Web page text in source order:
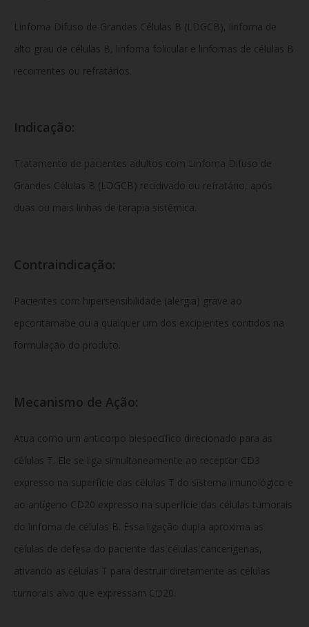
Linfoma Difuso de Grandes Células B (LDGCB), linfoma de
alto grau de células B, linfoma folicular e linfomas de células B
recorrentes ou refratários.
Indicação:
Tratamento de pacientes adultos com Linfoma Difuso de
Grandes Células B (LDGCB) recidivado ou refratário, após
duas ou mais linhas de terapia sistêmica.
Contraindicação:
Pacientes com hipersensibilidade (alergia) grave ao
epcoritamabe ou a qualquer um dos excipientes contidos na
formulação do produto.
Mecanismo de Ação:
Atua como um anticorpo biespecífico direcionado para as
células T. Ele se liga simultaneamente ao receptor CD3
expresso na superfície das células T do sistema imunológico e
ao antígeno CD20 expresso na superfície das células tumorais
do linfoma de células B. Essa ligação dupla aproxima as
células de defesa do paciente das células cancerígenas,
ativando as células T para destruir diretamente as células
tumorais alvo que expressam CD20.